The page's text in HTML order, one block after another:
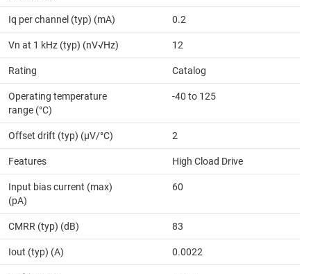
Iq per channel (typ) (mA) 0.2
Vn at 1 kHz (typ) (nV√Hz) 12
Rating Catalog
Operating temperature
range (°C)
-40 to 125
Offset drift (typ) (µV/°C) 2
Features High Cload Drive
Input bias current (max)
(pA)
60
CMRR (typ) (dB) 83
Iout (typ) (A) 0.0022